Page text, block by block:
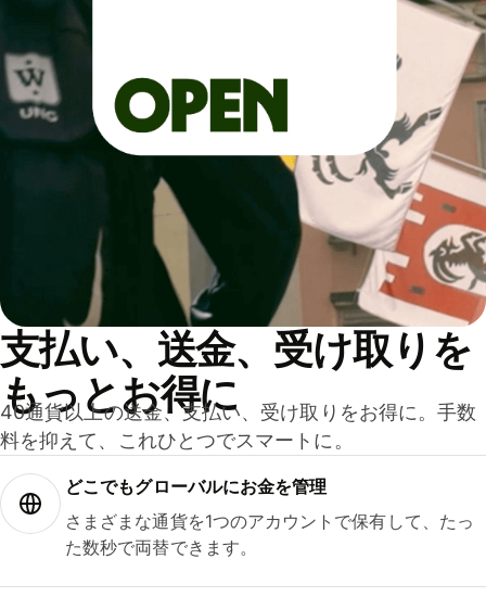
支払い、送金、受け取りを
もっとお得に
40通貨以上の送金、支払い、受け取りをお得に。手数
料を抑えて、これひとつでスマートに。
どこでもグ⁠ロ⁠ー⁠バ⁠ルにお金を管理
さまざまな通貨を1つのアカウントで保有して、たっ
た数秒で両替できます。